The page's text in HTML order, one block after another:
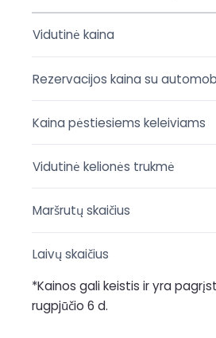
Vidutinė kaina
Rezervacijos kaina su
Kaina pėstiesiems keleiviams
Vidutinė kelionės trukmė
Maršrutų skaičius
Laivų skaičius
*Kainos gali keistis ir yra
rugpjūčio 6 d.